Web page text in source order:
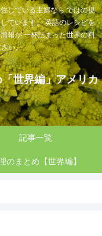
している主婦なら ではの視
ています。 英語のレシピを
報が 一杯詰まった世界の料
い。
世界編」アメリカ
記事一覧
のまとめ【世界編】